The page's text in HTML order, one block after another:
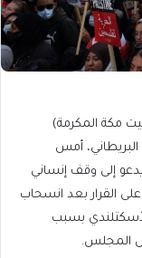
أمس
إلى وقف إنساني
القرار بعد انسحاب
بسبب
المجلس.